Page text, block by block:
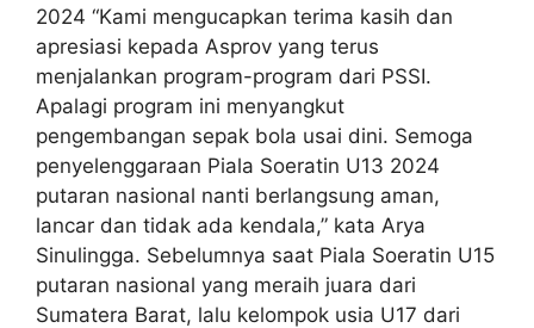
2024 “Kami mengucapkan terima kasih dan
apresiasi kepada Asprov yang terus
menjalankan program-program dari PSSI.
Apalagi program ini menyangkut
pengembangan sepak bola usai dini. Semoga
penyelenggaraan Piala Soeratin U13 2024
putaran nasional nanti berlangsung aman,
lancar dan tidak ada kendala,” kata Arya
Sinulingga. Sebelumnya saat Piala Soeratin U15
putaran nasional yang meraih juara dari
Sumatera Barat, lalu kelompok usia U17 dari